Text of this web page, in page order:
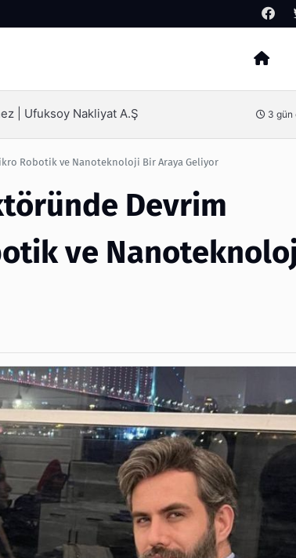
Arama
3 gün önceSEO Hizmeti Alırken Kandırılmamak İçin
Robotik ve Nanoteknoloji Bir Araya Geliyor
Devrim
ve